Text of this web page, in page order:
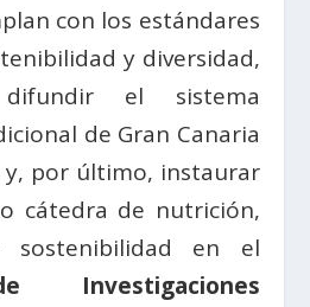
con los estándares
y diversidad,
el sistema
de Gran Canaria
y, por último, instaurar
cátedra de nutrición,
sostenibilidad en el
Investigaciones